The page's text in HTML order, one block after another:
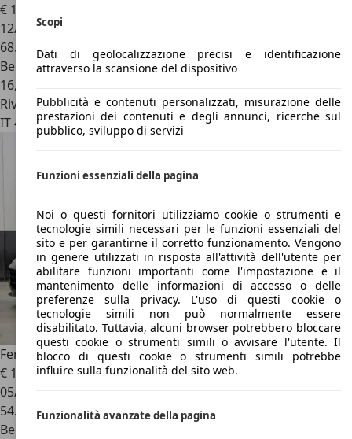
€ 148.000
12/2011
68.200 km
Benzina
16,3 l/100 km (comb.)
Rivenditore
IT 41126Modena - Mo
Ferrari FFDCT tagliando Garanzia Power Ferrari 12 mesi
€ 162.900
05/2014
54.700 km
Benzina
Scopi
Dati di geolocalizzazione precisi e identificazione
attraverso la scansione del dispositivo
Pubblicità e contenuti personalizzati, misurazione delle
prestazioni dei contenuti e degli annunci, ricerche sul
pubblico, sviluppo di servizi
Funzioni essenziali della pagina
Noi o questi fornitori utilizziamo cookie o strumenti e
tecnologie simili necessari per le funzioni essenziali del
sito e per garantirne il corretto funzionamento. Vengono
in genere utilizzati in risposta all'attività dell'utente per
abilitare funzioni importanti come l'impostazione e il
mantenimento delle informazioni di accesso o delle
preferenze sulla privacy. L'uso di questi cookie o
tecnologie simili non può normalmente essere
disabilitato. Tuttavia, alcuni browser potrebbero bloccare
questi cookie o strumenti simili o avvisare l'utente. Il
blocco di questi cookie o strumenti simili potrebbe
influire sulla funzionalità del sito web.
Funzionalità avanzate della pagina